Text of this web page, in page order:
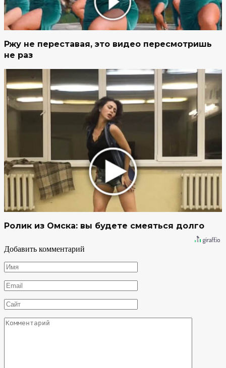
Ржу не переставая, это видео пересмотришь
не раз
Ролик из Омска: вы будете смеяться долго
Добавить комментарий
Имя
*
Email
*
Сайт
Комментарий